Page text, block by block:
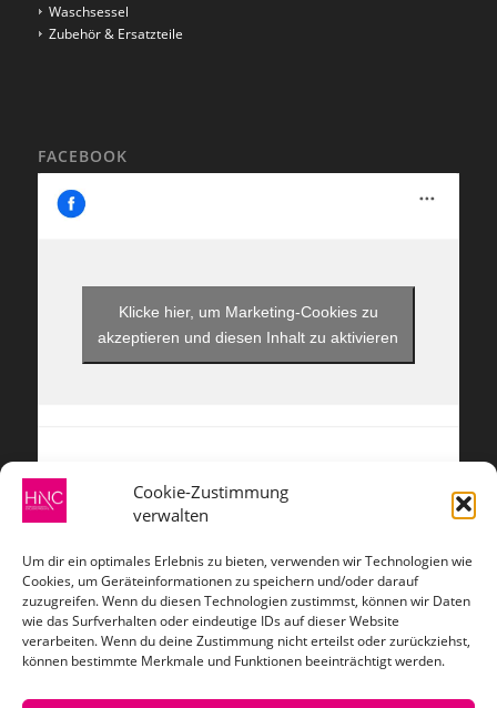
Cookie-Zustimmung
verwalten
Um dir ein optimales Erlebnis zu bieten, verwenden wir Technologien wie
Cookies, um Geräteinformationen zu speichern und/oder darauf
zuzugreifen. Wenn du diesen Technologien zustimmst, können wir Daten
wie das Surfverhalten oder eindeutige IDs auf dieser Website
verarbeiten. Wenn du deine Zustimmung nicht erteilst oder zurückziehst,
können bestimmte Merkmale und Funktionen beeinträchtigt werden.
Waschsessel
Zubehör & Ersatzteile
FACEBOOK
Klicke hier, um Marketing-Cookies zu
akzeptieren und diesen Inhalt zu aktivieren
VERSANDARTEN